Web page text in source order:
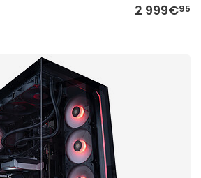
2 999€95